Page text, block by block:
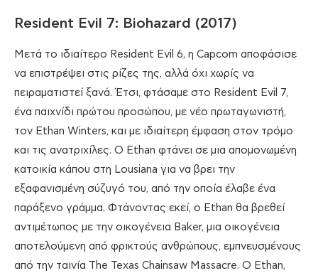
Resident Evil 7: Biohazard (2017)
Μετά το ιδιαίτερο Resident Evil 6, η Capcom αποφάσισε
να επιστρέψει στις ρίζες της, αλλά όχι χωρίς να
πειραματιστεί ξανά. Έτσι, φτάσαμε στο Resident Evil 7,
ένα παιχνίδι πρώτου προσώπου, με νέο πρωταγωνιστή,
τον Ethan Winters, και με ιδιαίτερη έμφαση στον τρόμο
και τις ανατριχίλες. Ο Ethan φτάνει σε μια απομονωμένη
κατοικία κάπου στη Lousiana για να βρει την
εξαφανισμένη σύζυγό του, από την οποία έλαβε ένα
παράξενο γράμμα. Φτάνοντας εκεί, ο Ethan θα βρεθεί
αντιμέτωπος με την οικογένεια Baker, μια οικογένεια
αποτελούμενη από φρικτούς ανθρώπους, εμπνευσμένους
από την ταινία The Texas Chainsaw Massacre. Ο Ethan,